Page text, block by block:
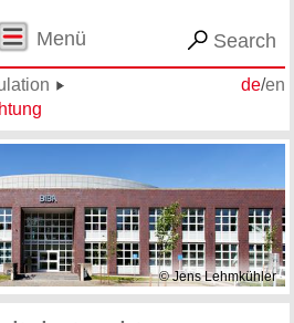
Menü Search
de/en
© Jens Lehmkühler